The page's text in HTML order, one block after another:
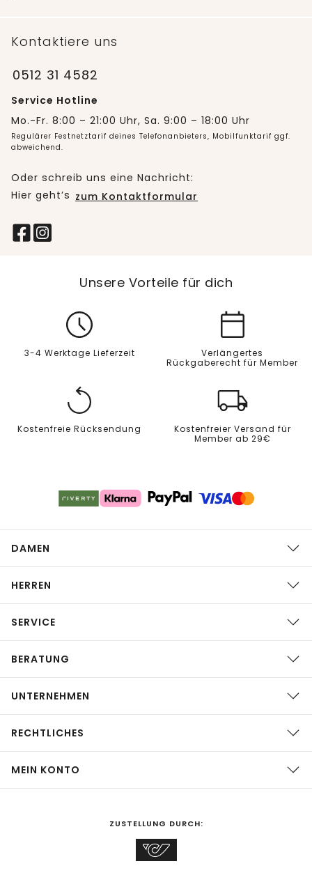
Kontaktiere uns
0512 31 4582
Service Hotline
Mo.-Fr. 8:00 – 21:00 Uhr, Sa. 9:00 – 18:00 Uhr
Regulärer Festnetztarif deines Telefonanbieters, Mobilfunktarif ggf.
abweichend.
Oder schreib uns eine Nachricht:
Hier geht’s zum Kontaktformular
Unsere Vorteile für dich
3-4 Werktage Lieferzeit
Verlängertes
Rückgaberecht für Member
Kostenfreie Rücksendung
Kostenfreier Versand für
Member ab 29€
DAMEN
HERREN
SERVICE
BERATUNG
UNTERNEHMEN
RECHTLICHES
MEIN KONTO
ZUSTELLUNG DURCH: